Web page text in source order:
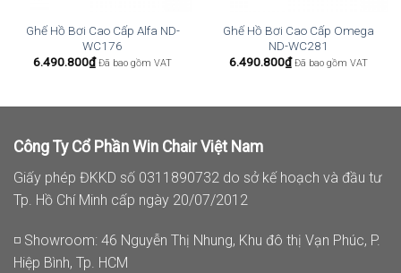
Ghế Hồ Bơi Cao Cấp Alfa ND-
WC176
6.490.800₫ Đã bao gồm VAT
Ghế Hồ Bơi Cao Cấp Omega
ND-WC281
6.490.800₫ Đã bao gồm VAT
Công Ty Cổ Phần Win Chair Việt Nam
Giấy phép ĐKKD số 0311890732 do sở kế hoạch và đầu tư
Tp. Hồ Chí Minh cấp ngày 20/07/2012
◽ Showroom: 46 Nguyễn Thị Nhung, Khu đô thị Vạn Phúc, P.
Hiệp Bình, Tp. HCM